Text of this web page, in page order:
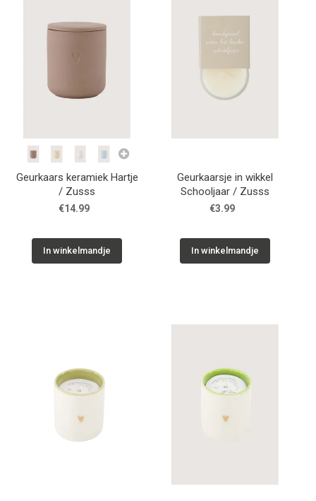
Geurkaars keramiek Hartje
/ Zusss
€14.99
In winkelmandje
Geurkaarsje in wikkel
Schooljaar / Zusss
€3.99
In winkelmandje